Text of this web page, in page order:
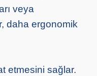
veya
daha ergonomik
etmesini sağlar.